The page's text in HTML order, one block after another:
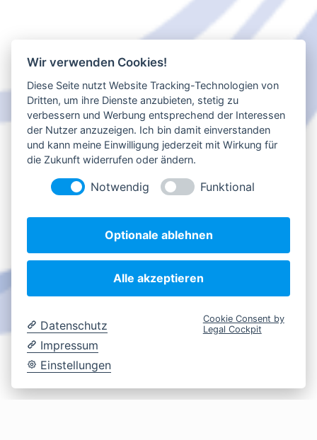
Wir verwenden Cookies!
Diese Seite nutzt Website Tracking-Technologien von
Dritten, um ihre Dienste anzubieten, stetig zu
verbessern und Werbung entsprechend der Interessen
der Nutzer anzuzeigen. Ich bin damit einverstanden
und kann meine Einwilligung jederzeit mit Wirkung für
die Zukunft widerrufen oder ändern.
Notwendig Funktional
Optionale ablehnen
Alle akzeptieren
Datenschutz
Impressum
Einstellungen
Cookie Consent by
Legal Cockpit